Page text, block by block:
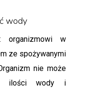
wody
organizmowi w
ze spożywanymi
nie może
ilości wody i